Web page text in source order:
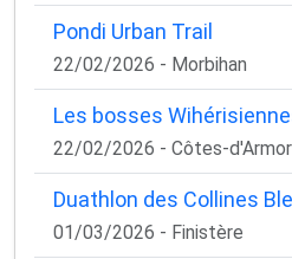
Aucun spam, vous pouvez
Pondi Urban Trail
22/02/2026 - Morbihan
Les bosses
22/02/2026 - Côtes-d'Armor
Duathlon des Collines
01/03/2026 - Finistère